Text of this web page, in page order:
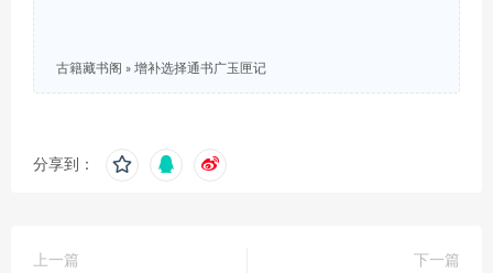
古籍藏书阁 » 增补选择通书广玉匣记
分享到：
上一篇
下一篇